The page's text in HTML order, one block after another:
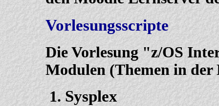
Vorlesungsscripte
Die Vorlesung "z/OS
Modulen (Themen in der
Sysplex